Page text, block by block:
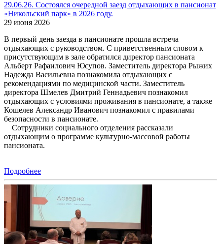
29.06.26. Состоялся очередной заезд отдыхающих в пансионат
«Никольский парк» в 2026 году.
29 июня 2026
В первый день заезда в пансионате прошла встреча
отдыхающих с руководством. С приветственным словом к
присутствующим в зале обратился директор пансионата
Альберт Рафаилович Юсупов. Заместитель директора Рыжих
Надежда Васильевна познакомила отдыхающих с
рекомендациями по медицинской части. Заместитель
директора Шмелев Дмитрий Геннадьевич познакомил
отдыхающих с условиями проживания в пансионате, а также
Кошелев Александр Иванович познакомил с правилами
безопасности в пансионате.
Сотрудники социального отделения рассказали
отдыхающим о программе культурно-массовой работы
пансионата.
Подробнее